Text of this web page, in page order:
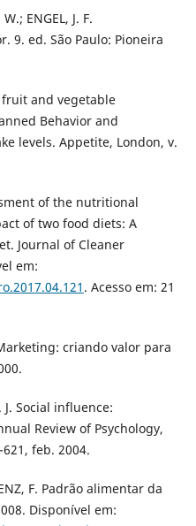
ENGEL, J. F.
9. ed. São Paulo: Pioneira
fruit and vegetable
Behavior and
levels. Appetite, London, v.
of the nutritional
of two food diets: A
Journal of Cleaner
em:
. Acesso em: 21
Marketing: criando valor para
J. Social influence:
Review of Psychology,
feb. 2004.
F. Padrão alimentar da
Disponível em: